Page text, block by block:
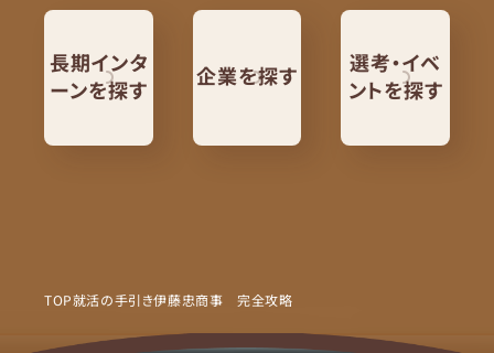
長期インタ
ーンを探す
企業を探す
選考・イベ
ントを探す
TOP就活の手引き伊藤忠商事 完全攻略